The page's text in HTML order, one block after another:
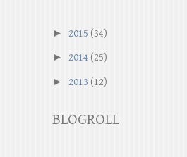
► 2015 (34)
► 2014 (25)
► 2013 (12)
BLOGROLL